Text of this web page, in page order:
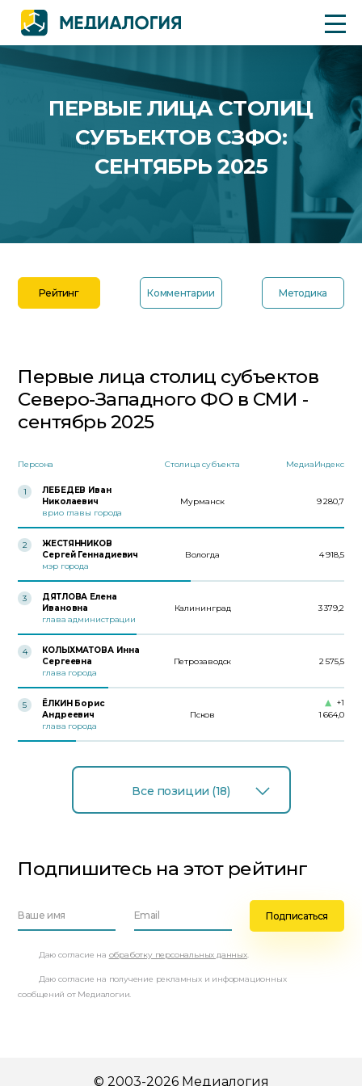
ПЕРВЫЕ ЛИЦА СТОЛИЦ
СУБЪЕКТОВ СЗФО:
СЕНТЯБРЬ 2025
Рейтинг Комментарии Методика
Первые лица столиц субъектов
Северо-Западного ФО в СМИ -
сентябрь 2025
Персона Столица субъекта МедиаИндекс
1
ЛЕБЕДЕВ Иван
Николаевич
врио главы города
Мурманск 9 280,7
2
ЖЕСТЯННИКОВ
Сергей Геннадиевич
мэр города
Вологда 4 918,5
3
ДЯТЛОВА Елена
Ивановна
глава администрации
Калининград 3 379,2
4
КОЛЫХМАТОВА Инна
Сергеевна
глава города
Петрозаводск 2 575,5
5
ЁЛКИН Борис
Андреевич
глава города
Псков 1 664,0
+1
Все позиции (18)
Подпишитесь на этот рейтинг
Даю согласие на обработку персональных данных.
Даю согласие на получение рекламных и информационных
сообщений от Медиалогии.
© 2003-2026 Медиалогия